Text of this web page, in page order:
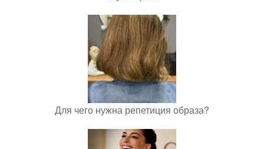
Для чего нужна репетиция образа?